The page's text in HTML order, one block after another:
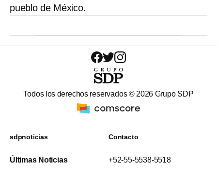
pueblo de México.
Todos los derechos reservados © 2026 Grupo SDP
sdpnoticias
Últimas Noticias
Contacto
+52-55-5538-5518